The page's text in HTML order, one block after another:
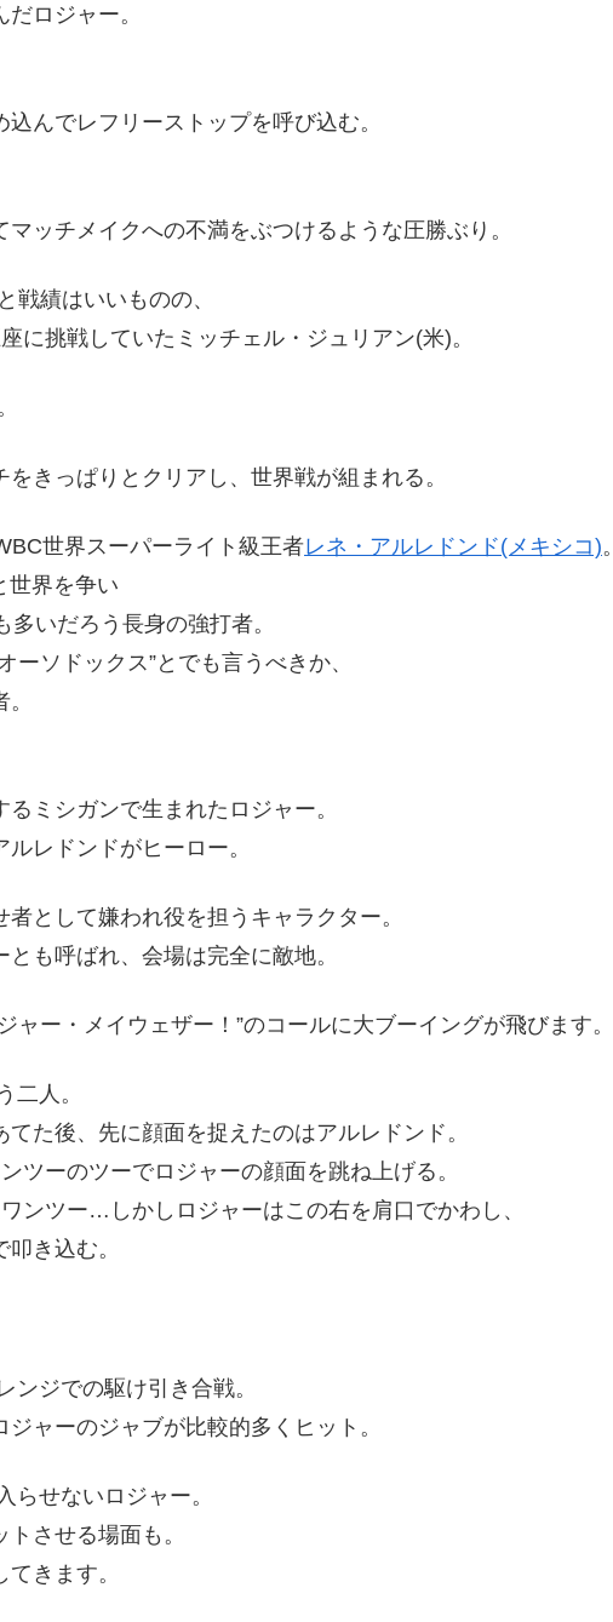
ロジャー。
んでレフリーストップを呼び込む。
マッチメイクへの不満をぶつけるような圧勝ぶり。
戦績はいいものの、
に挑戦していたミッチェル・ジュリアン(米)。
きっぱりとクリアし、世界戦が組まれる。
世界スーパーライト級王者レネ・アルレドンド(メキシコ)。
世界を争い
いだろう長身の強打者。
ソドックス”とでも言うべきか、
ミシガンで生まれたロジャー。
レドンドがヒーロー。
として嫌われ役を担うキャラクター。
も呼ばれ、会場は完全に敵地。
ャー・メイウェザー！”のコールに大ブーイングが飛びます。
二人。
た後、先に顔面を捉えたのはアルレドンド。
ツーのツーでロジャーの顔面を跳ね上げる。
ンツー…しかしロジャーはこの右を肩口でかわし、
き込む。
ンジでの駆け引き合戦。
ャーのジャブが比較的多くヒット。
らせないロジャー。
させる場面も。
てきます。